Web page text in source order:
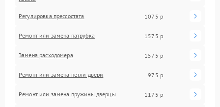
Регулировка прессостата 1075 р
Ремонт или замена патрубка 1575 р
Замена расходомера 1575 р
Ремонт или замена петли двери 975 р
Ремонт или замена пружины дверцы 1175 р